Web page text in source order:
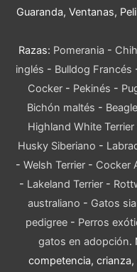
Guaranda, Ventanas,
Razas: Pomerania -
inglés - Bulldog Francés
Cocker - Pekinés -
Bichón maltés - Beagle
Highland White Terrier
Husky Siberiano -
- Welsh Terrier- Cocker
- Lakeland Terrier -
australiano - Gatos
pedigree - Perros
gatos en adopción.
competencia,